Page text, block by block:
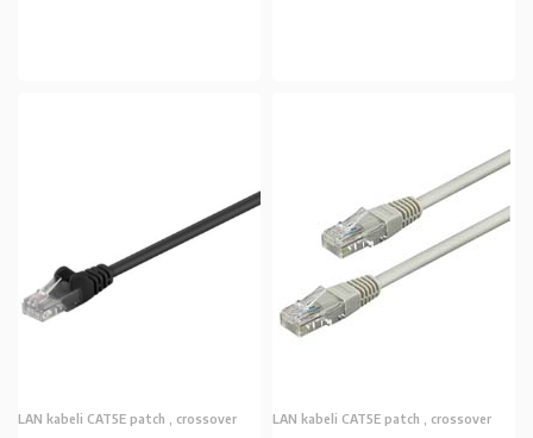
LAN kabeli CAT5E patch , crossover LAN kabeli CAT5E patch , crossover